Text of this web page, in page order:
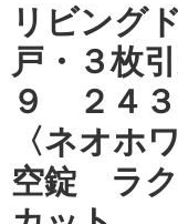
リビング
戸・３枚
９ ２４
〈ネオ
空錠 ラ